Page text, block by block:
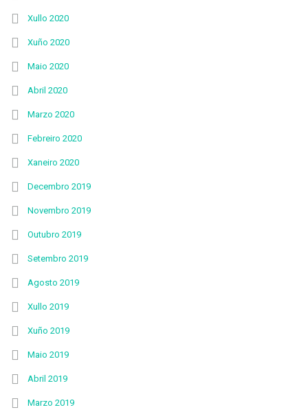
Xullo 2020
Xuño 2020
Maio 2020
Abril 2020
Marzo 2020
Febreiro 2020
Xaneiro 2020
Decembro 2019
Novembro 2019
Outubro 2019
Setembro 2019
Agosto 2019
Xullo 2019
Xuño 2019
Maio 2019
Abril 2019
Marzo 2019